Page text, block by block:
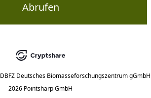
Abrufen
DBFZ Deutsches Biomasseforschungszentrum gGmbH
2026 Pointsharp GmbH